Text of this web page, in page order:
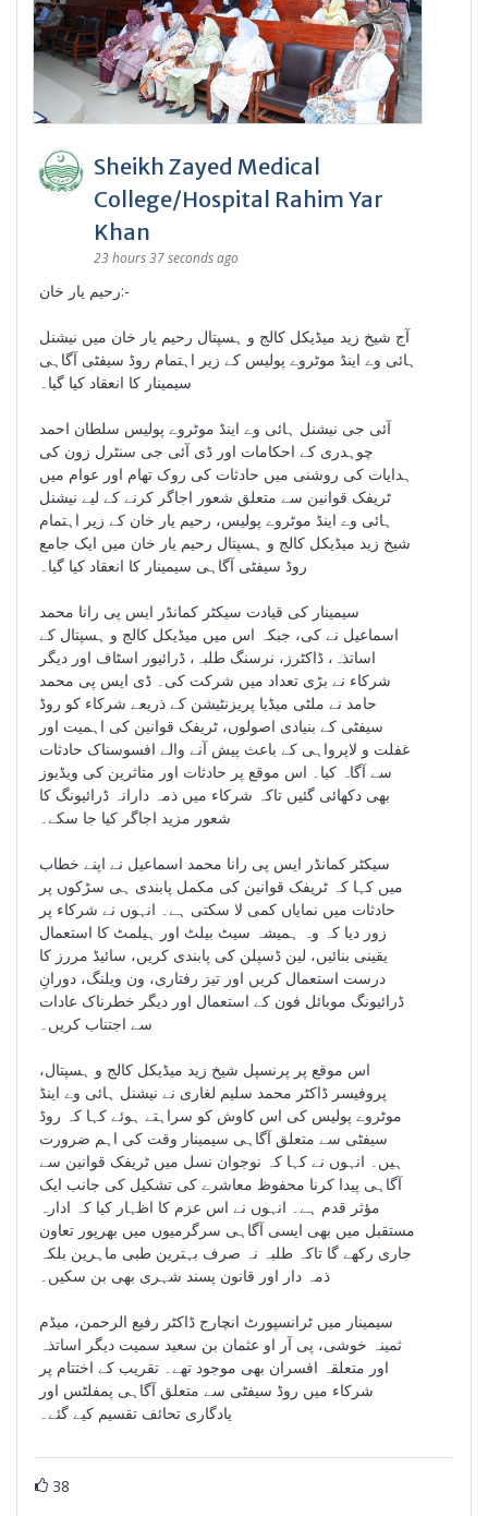
Sheikh Zayed Medical
College/Hospital Rahim Yar
Khan
23 hours 37 seconds ago
رحیم یار خان:-
آج شیخ زید میڈیکل کالج و ہسپتال رحیم یار خان میں نیشنل
ہائی وے اینڈ موٹروے پولیس کے زیر اہتمام روڈ سیفٹی آگاہی
سیمینار کا انعقاد کیا گیا۔
آئی جی نیشنل ہائی وے اینڈ موٹروے پولیس سلطان احمد
چوہدری کے احکامات اور ڈی آئی جی سنٹرل زون کی
ہدایات کی روشنی میں حادثات کی روک تھام اور عوام میں
ٹریفک قوانین سے متعلق شعور اجاگر کرنے کے لیے نیشنل
ہائی وے اینڈ موٹروے پولیس، رحیم یار خان کے زیر اہتمام
شیخ زید میڈیکل کالج و ہسپتال رحیم یار خان میں ایک جامع
روڈ سیفٹی آگاہی سیمینار کا انعقاد کیا گیا۔
سیمینار کی قیادت سیکٹر کمانڈر ایس پی رانا محمد
اسماعیل نے کی، جبکہ اس میں میڈیکل کالج و ہسپتال کے
اساتذہ، ڈاکٹرز، نرسنگ طلبہ، ڈرائیور اسٹاف اور دیگر
شرکاء نے بڑی تعداد میں شرکت کی۔ ڈی ایس پی محمد
حامد نے ملٹی میڈیا پریزنٹیشن کے ذریعے شرکاء کو روڈ
سیفٹی کے بنیادی اصولوں، ٹریفک قوانین کی اہمیت اور
غفلت و لاپرواہی کے باعث پیش آنے والے افسوسناک حادثات
سے آگاہ کیا۔ اس موقع پر حادثات اور متاثرین کی ویڈیوز
بھی دکھائی گئیں تاکہ شرکاء میں ذمہ دارانہ ڈرائیونگ کا
شعور مزید اجاگر کیا جا سکے۔
سیکٹر کمانڈر ایس پی رانا محمد اسماعیل نے اپنے خطاب
میں کہا کہ ٹریفک قوانین کی مکمل پابندی ہی سڑکوں پر
حادثات میں نمایاں کمی لا سکتی ہے۔ انہوں نے شرکاء پر
زور دیا کہ وہ ہمیشہ سیٹ بیلٹ اور ہیلمٹ کا استعمال
یقینی بنائیں، لین ڈسپلن کی پابندی کریں، سائیڈ مررز کا
درست استعمال کریں اور تیز رفتاری، ون ویلنگ، دورانِ
ڈرائیونگ موبائل فون کے استعمال اور دیگر خطرناک عادات
سے اجتناب کریں۔
اس موقع پر پرنسپل شیخ زید میڈیکل کالج و ہسپتال،
پروفیسر ڈاکٹر محمد سلیم لغاری نے نیشنل ہائی وے اینڈ
موٹروے پولیس کی اس کاوش کو سراہتے ہوئے کہا کہ روڈ
سیفٹی سے متعلق آگاہی سیمینار وقت کی اہم ضرورت
ہیں۔ انہوں نے کہا کہ نوجوان نسل میں ٹریفک قوانین سے
آگاہی پیدا کرنا محفوظ معاشرے کی تشکیل کی جانب ایک
مؤثر قدم ہے۔ انہوں نے اس عزم کا اظہار کیا کہ ادارہ
مستقبل میں بھی ایسی آگاہی سرگرمیوں میں بھرپور تعاون
جاری رکھے گا تاکہ طلبہ نہ صرف بہترین طبی ماہرین بلکہ
ذمہ دار اور قانون پسند شہری بھی بن سکیں۔
سیمینار میں ٹرانسپورٹ انچارج ڈاکٹر رفیع الرحمن، میڈم
ثمینہ خوشی، پی آر او عثمان بن سعید سمیت دیگر اساتذہ
اور متعلقہ افسران بھی موجود تھے۔ تقریب کے اختتام پر
شرکاء میں روڈ سیفٹی سے متعلق آگاہی پمفلٹس اور
یادگاری تحائف تقسیم کیے گئے۔
38